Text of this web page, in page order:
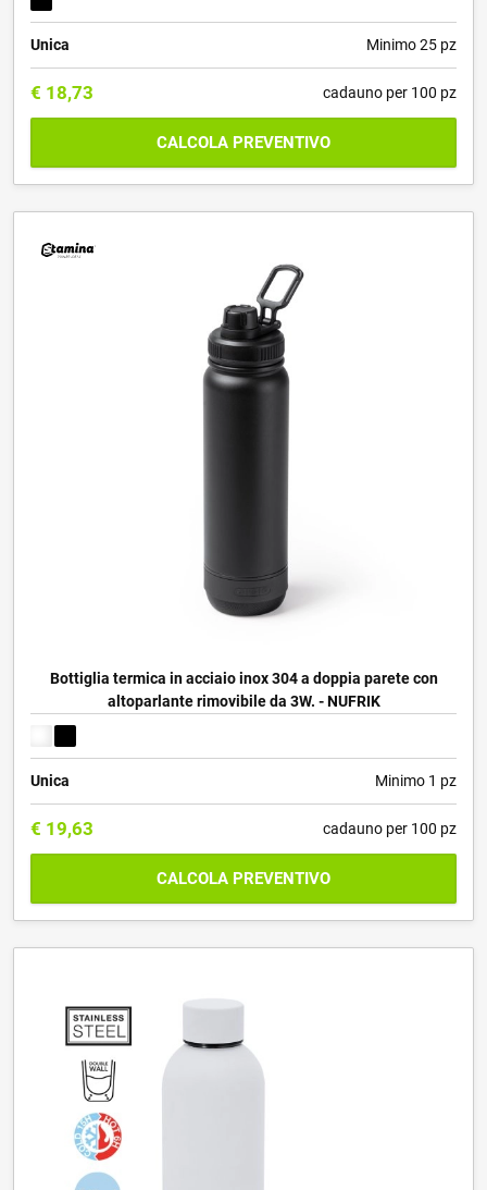
Unica Minimo 25 pz
€ 18,73 cadauno per 100 pz
CALCOLA PREVENTIVO
Bottiglia termica in acciaio inox 304 a doppia parete con
altoparlante rimovibile da 3W. - NUFRIK
Unica Minimo 1 pz
€ 19,63 cadauno per 100 pz
CALCOLA PREVENTIVO